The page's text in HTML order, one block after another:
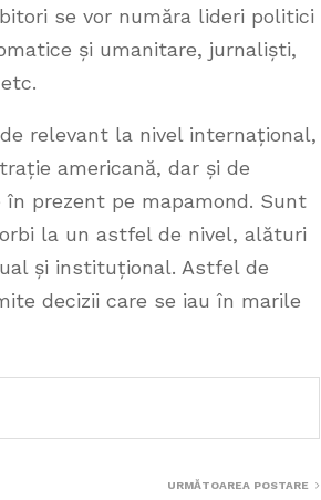
se vor număra lideri politici
și umanitare, jurnaliști,
la nivel internațional,
americană, dar și de
prezent pe mapamond. Sunt
la un astfel de nivel, alături
și instituțional. Astfel de
decizii care se iau în marile
URMĂTOAREA POSTARE